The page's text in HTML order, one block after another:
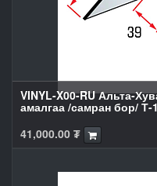
VINYL-X00-RU Альта-
амалгаа /самран бор/ Т-
41,000.00 ₮